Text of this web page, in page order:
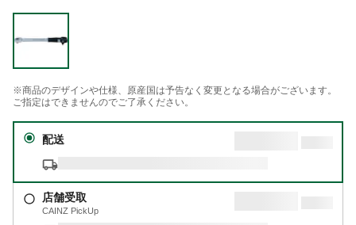
※商品のデザインや仕様、原産国は予告なく変更となる場合がございます。
ご指定はできませんのでご了承ください。
配送
店舗受取
CAINZ PickUp